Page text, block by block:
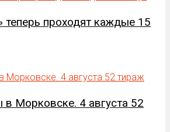
теперь проходят каждые 15
в Морковске. 4 августа 52